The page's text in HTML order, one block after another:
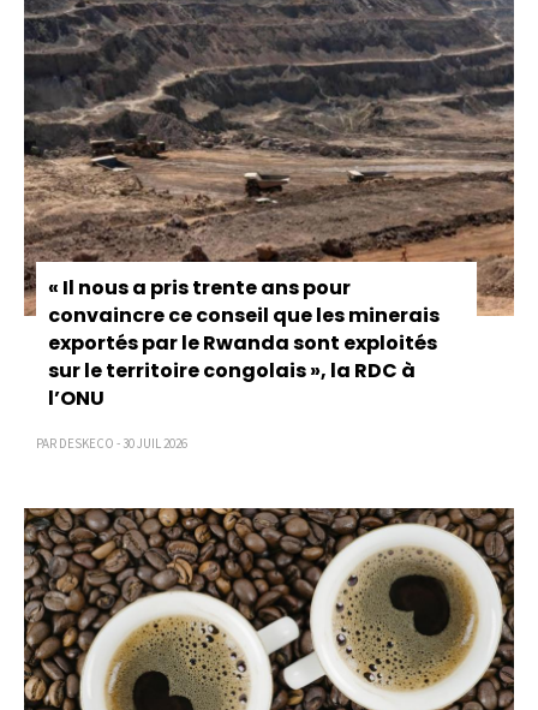
« Il nous a pris trente ans pour
convaincre ce conseil que les minerais
exportés par le Rwanda sont exploités
sur le territoire congolais », la RDC à
l’ONU
PAR DESKECO - 30 JUIL 2026